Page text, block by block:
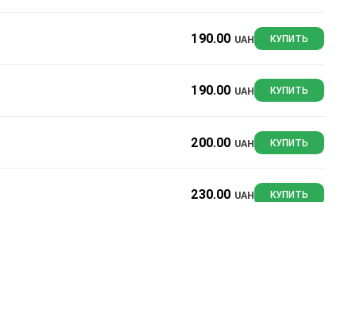
190.00 UAH КУПИТЬ
190.00 UAH КУПИТЬ
200.00 UAH КУПИТЬ
230.00 UAH КУПИТЬ